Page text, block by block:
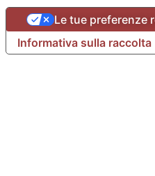
Informativa sulla raccolta
Le tue preferenze